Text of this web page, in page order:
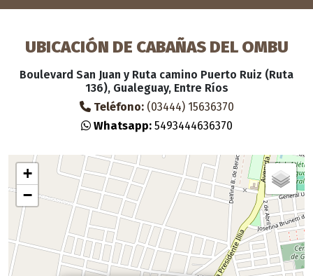
UBICACIÓN DE CABAÑAS DEL OMBU
Boulevard San Juan y Ruta camino Puerto Ruiz (Ruta
136), Gualeguay, Entre Ríos
Teléfono:(03444) 15636370
Whatsapp:5493444636370